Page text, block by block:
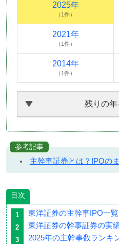
2025年
（1件）
2021年
（1件）
2014年
（1件）
残りの
参考記事
主幹事証券とは？IPOの
目次
東洋証券の主幹事IPO一覧
東洋証券の幹事証券の実
2025年の主幹事数ランキ